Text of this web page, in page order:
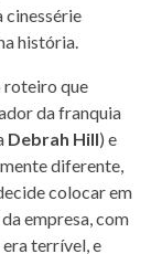
cinessérie
história.
roteiro que
da franquia
Debrah Hill) e
diferente,
colocar em
empresa, com
terrível, e